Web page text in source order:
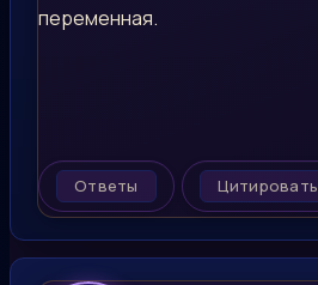
переменная.
Ответы Цитировать